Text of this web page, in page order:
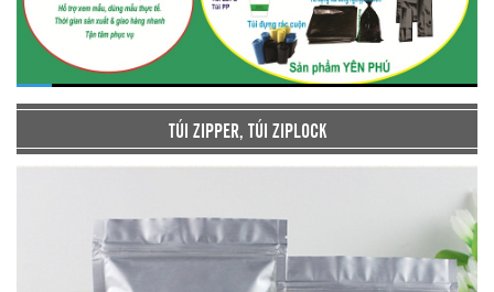
TÚI ZIPPER, TÚI ZIPLOCK